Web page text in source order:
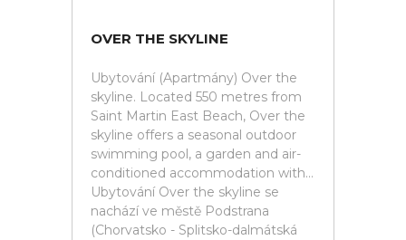
OVER THE SKYLINE
Ubytování (Apartmány) Over the
skyline. Located 550 metres from
Saint Martin East Beach, Over the
skyline offers a seasonal outdoor
swimming pool, a garden and air-
conditioned accommodation with...
Ubytování Over the skyline se
nachází ve městě Podstrana
(Chorvatsko - Splitsko-dalmátská